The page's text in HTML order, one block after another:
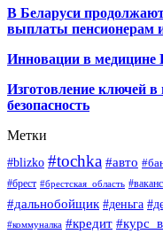
В Беларуси
выплаты пенсионерам
Инновации в медицине
Изготовление ключей в
безопасность
Метки
#blizko #tochka #авто
#брест #брестская_область
#дальнобойщик #деньга
#коммуналка #кредит